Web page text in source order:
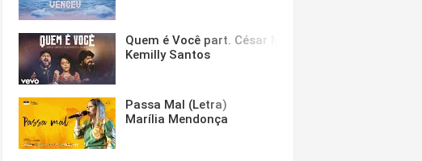
Quem é Você part. César Menotti & Fabiano (Letra)
Kemilly Santos
Passa Mal (Letra)
Marília Mendonça